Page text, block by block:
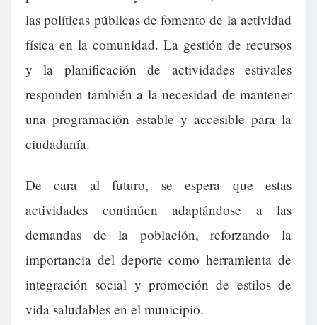
las políticas públicas de fomento de la actividad
física en la comunidad. La gestión de recursos
y la planificación de actividades estivales
responden también a la necesidad de mantener
una programación estable y accesible para la
ciudadanía.
De cara al futuro, se espera que estas
actividades continúen adaptándose a las
demandas de la población, reforzando la
importancia del deporte como herramienta de
integración social y promoción de estilos de
vida saludables en el municipio.